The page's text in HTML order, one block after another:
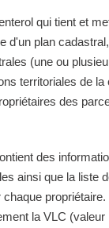
qui tient et
d'un plan
(une ou
territoriales de
des
des
ainsi que la liste
la VLC